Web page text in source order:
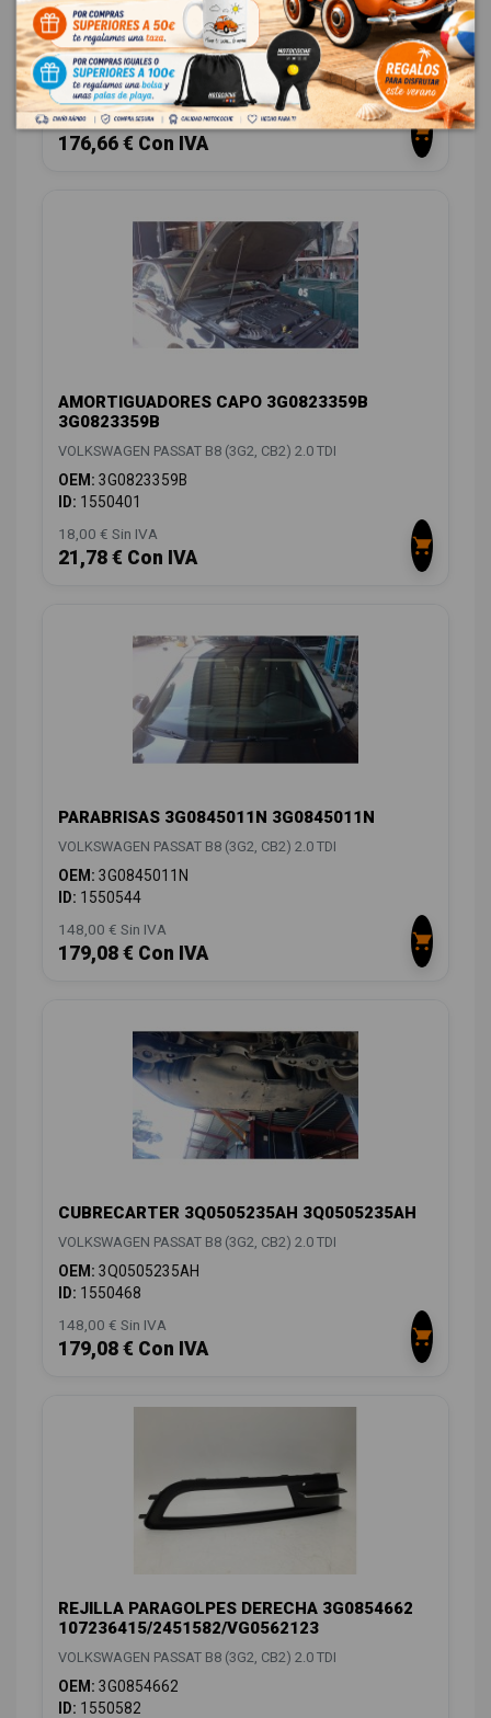
3G0821022B VG0563033
VOLKSWAGEN PASSAT B8 (3G2, CB2) 2.0 TDI
OEM:3G0821022B
ID:1550389
146,00 € Sin IVA
176,66 € Con IVA
AMORTIGUADORES CAPO 3G0823359B
3G0823359B
VOLKSWAGEN PASSAT B8 (3G2, CB2) 2.0 TDI
OEM: 3G0823359B
ID: 1550401
18,00 € Sin IVA
21,78 € Con IVA
PARABRISAS 3G0845011N 3G0845011N
VOLKSWAGEN PASSAT B8 (3G2, CB2) 2.0 TDI
OEM: 3G0845011N
ID: 1550544
148,00 € Sin IVA
179,08 € Con IVA
CUBRECARTER 3Q0505235AH 3Q0505235AH
VOLKSWAGEN PASSAT B8 (3G2, CB2) 2.0 TDI
OEM: 3Q0505235AH
ID: 1550468
148,00 € Sin IVA
179,08 € Con IVA
REJILLA PARAGOLPES DERECHA 3G0854662
107236415/2451582/VG0562123
VOLKSWAGEN PASSAT B8 (3G2, CB2) 2.0 TDI
OEM: 3G0854662
ID: 1550582